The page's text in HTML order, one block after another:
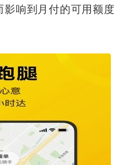
响到月付的可用额度